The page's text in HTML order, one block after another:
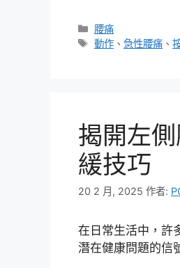
分
類
腰痛
標
動作 、急性腰痛 、
揭開左
緩技巧
20 2 月, 2025 作者:
在日常生活中，許
潛在健康問題的信